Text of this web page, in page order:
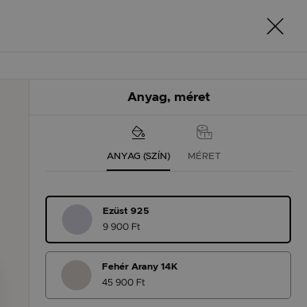
Anyag, méret
ANYAG (SZÍN) MÉRET
Ezüst 925
9 900 Ft
Fehér Arany 14K
45 900 Ft